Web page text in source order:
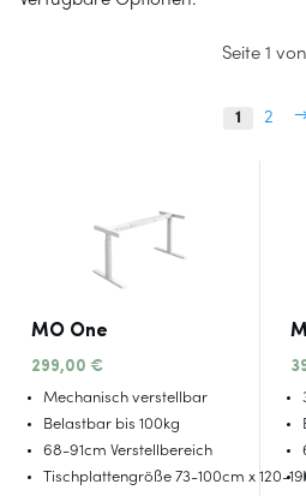
Seite 1
1 2
MO One
299,00 €
Mechanisch verstellbar
Belastbar bis 100kg
68-91cm Verstellbereich
Tischplattengröße 73-100cm x 120-